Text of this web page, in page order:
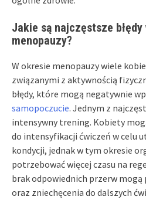
Jakie są najczęstsze
menopauzy?
W okresie menopauzy wiele
związanymi z aktywnością
błędy, które mogą negatywnie
samopoczucie. Jednym z
intensywny trening. Kobiety
do intensyfikacji ćwiczeń w celu
kondycji, jednak w tym okresie
potrzebować więcej czasu na
brak odpowiednich przerw
oraz zniechęcenia do dalszych